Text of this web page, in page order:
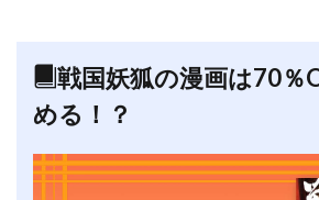
戦国妖狐の漫画は70％
める！？